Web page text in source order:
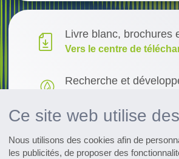
Ce site web utilise
Nous utilisons des cookies afin de
les publicités, de proposer des
Livre blanc, brochures
Vers le centre de
Recherche et
Afficher le calendrier